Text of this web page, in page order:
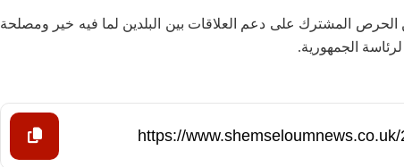
الحرص المشترك على دعم العلاقات بين البلدين لما فيه خير ومصلحة
الجمهورية.